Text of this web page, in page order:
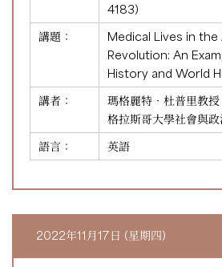
4183)
講題：
Medical Lives in
Revolution: An
History and World
講者：
瑪格麗特‧杜普里教授
格拉斯哥大學社會與
語言：
英語
2022年11月17日 (星期四)